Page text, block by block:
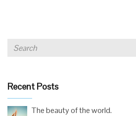
Recent Posts
The beauty of the world.